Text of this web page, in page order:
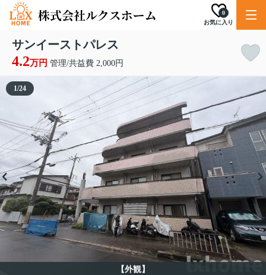
お気に入り
0
サンイーストパレス
4.2万円 管理/共益費 2,000円
【外観】
1/24